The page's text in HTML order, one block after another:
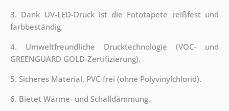
3. Dank UV-LED-Druck ist die Fototapete reißfest und
farbbeständig.
4. Umweltfreundliche Drucktechnologie (VOC- und
GREENGUARD GOLD-Zertifizierung).
5. Sicheres Material, PVC-frei (ohne Polyvinylchlorid).
6. Bietet Wärme- und Schalldämmung.